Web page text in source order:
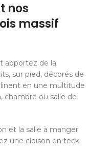
nos
massif
apportez de la
sur pied, décorés de
en une multitude
chambre ou salle de
et la salle à manger
une cloison en teck